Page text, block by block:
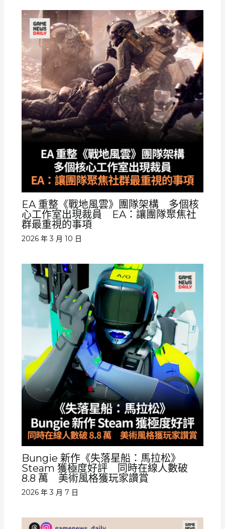
EA 重整《戰地風雲》團隊架構 多個核
心工作室出現裁員 EA：讓團隊聚焦社
群最重視的事項
2026 年 3 月 10 日
Bungie 新作《失落星船：馬拉松》
Steam 獲極度好評 同時在線人數破
8.8 萬 美術風格獲玩家讚賞
2026 年 3 月 7 日